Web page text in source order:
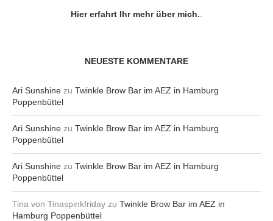
Hier erfahrt Ihr mehr über mich.
NEUESTE KOMMENTARE
Ari Sunshine zu Twinkle Brow Bar im AEZ in Hamburg
Poppenbüttel
Ari Sunshine zu Twinkle Brow Bar im AEZ in Hamburg
Poppenbüttel
Ari Sunshine zu Twinkle Brow Bar im AEZ in Hamburg
Poppenbüttel
Tina von Tinaspinkfriday zu Twinkle Brow Bar im AEZ in
Hamburg Poppenbüttel